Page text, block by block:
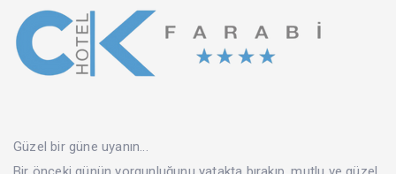
Güzel bir güne uyanın...